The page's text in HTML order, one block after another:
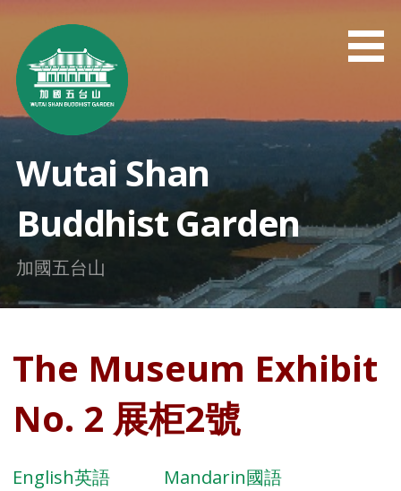
content
Wutai Shan
Buddhist Garden
加國五台山
The Museum Exhibit
No. 2 展柜2號
English英語 Mandarin國語